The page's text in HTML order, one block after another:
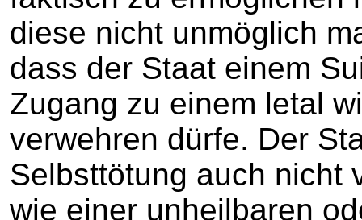
diese nicht unmöglich
dass der Staat einem
Zugang zu einem letal
verwehren dürfe. Der
Selbsttötung auch nicht
wie einer unheilbaren